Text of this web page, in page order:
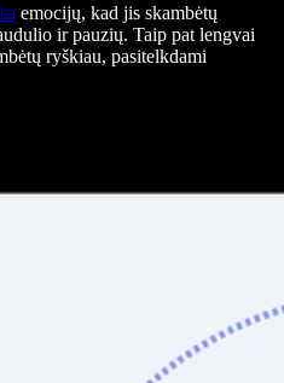
emocijų, kad jis skambėtų
ir pauzių. Taip pat lengvai
ryškiau, pasitelkdami